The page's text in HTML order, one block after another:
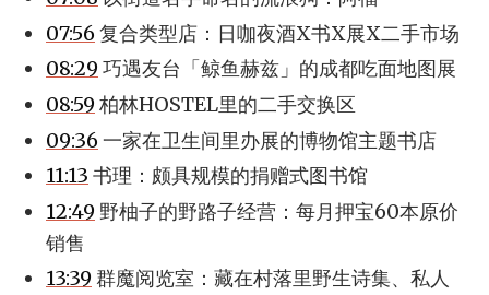
07:56 复合类型店：日咖夜酒X书X展X二手市场
08:29 巧遇友台「鲸鱼赫兹」的成都吃面地图展
08:59 柏林HOSTEL里的二手交换区
09:36 一家在卫生间里办展的博物馆主题书店
11:13 书理：颇具规模的捐赠式图书馆
12:49 野柚子的野路子经营：每月押宝60本原价
销售
13:39 群魔阅览室：藏在村落里野生诗集、私人